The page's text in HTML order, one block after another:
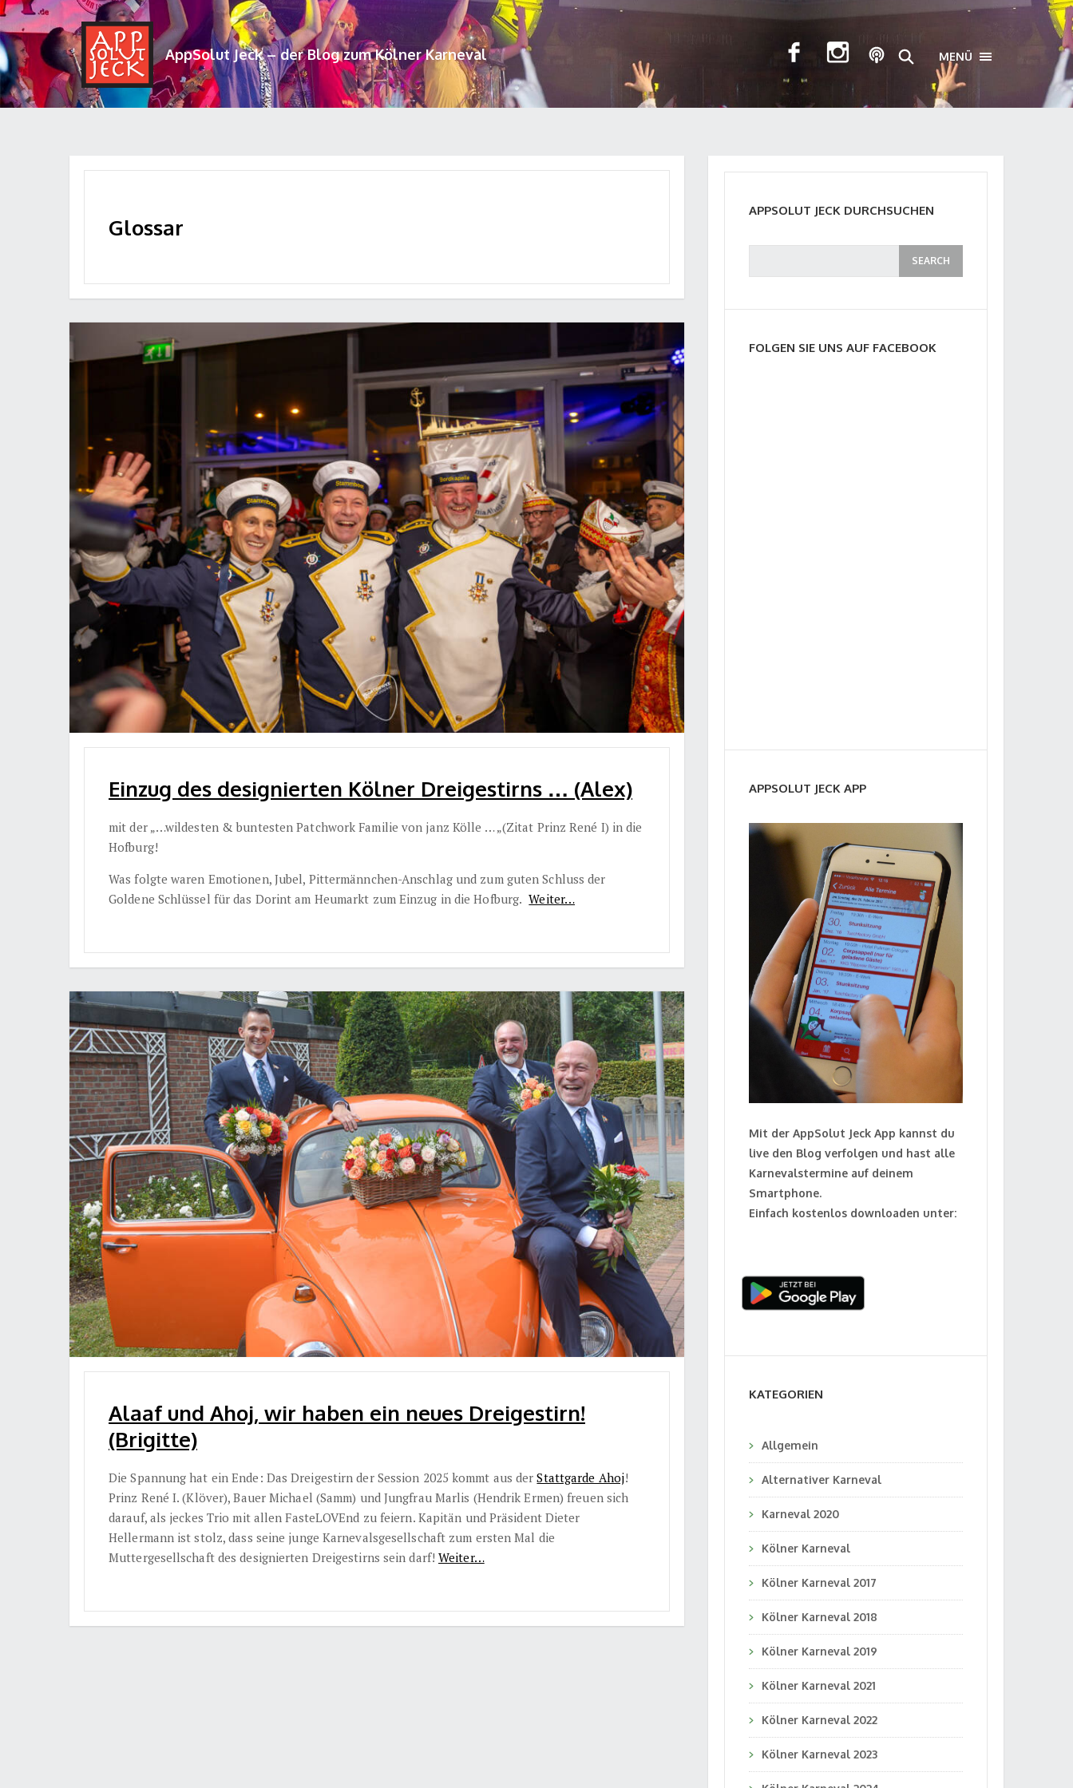
AppSolut Jeck – der Blog zum Kölner Karneval MENÜ TOGGLE
Glossar
Einzug des designierten Kölner Dreigestirns … (Alex)
mit der „…wildesten & buntesten Patchwork Familie von janz Kölle … „(Zitat Prinz René I) in die
Hofburg!
Was folgte waren Emotionen, Jubel, Pittermännchen-Anschlag und zum guten Schluss der
Goldene Schlüssel für das Dorint am Heumarkt zum Einzug in die Hofburg. Weiter…
Alaaf und Ahoj, wir haben ein neues Dreigestirn!
(Brigitte)
Die Spannung hat ein Ende: Das Dreigestirn der Session 2025 kommt aus derStattgarde Ahoj!
Prinz René I. (Klöver), Bauer Michael (Samm) und Jungfrau Marlis (Hendrik Ermen) freuen sich
darauf, als jeckes Trio mit allen FasteLOVEnd zu feiern. Kapitän und Präsident Dieter
Hellermann ist stolz, dass seine junge Karnevalsgesellschaft zum ersten Mal die
Muttergesellschaft des designierten Dreigestirns sein darf!Weiter…
APPSOLUT JECK DURCHSUCHEN
FOLGEN SIE UNS AUF FACEBOOK
APPSOLUT JECK APP
Mit der AppSolut Jeck App kannst du
live den Blog verfolgen und hast alle
Karnevalstermine auf deinem
Smartphone.
Einfach kostenlos downloaden unter:
KATEGORIEN
Allgemein
Alternativer Karneval
Karneval 2020
Kölner Karneval
Kölner Karneval 2017
Kölner Karneval 2018
Kölner Karneval 2019
Kölner Karneval 2021
Kölner Karneval 2022
Kölner Karneval 2023